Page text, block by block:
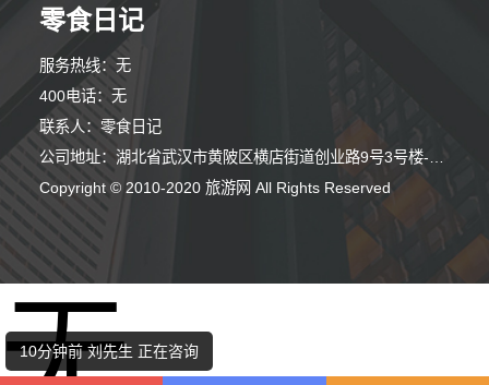
零食日记
服务热线：无
400电话：无
联系人：零食日记
Copyright © 2010-2020 旅游网 All Rights Reserved
7分钟前 马小姐 正在咨询
10分钟前 刘先生 正在咨询